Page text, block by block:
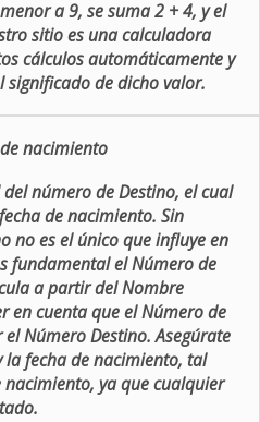
a 9, se suma 2 + 4, y el
sitio es una calculadora
cálculos automáticamente y
significado de dicho valor.
nacimiento
número de Destino, el cual
de nacimiento. Sin
no es el único que influye en
fundamental el Número de
a partir del Nombre
en cuenta que el Número de
Número Destino. Asegúrate
fecha de nacimiento, tal
ya que cualquier